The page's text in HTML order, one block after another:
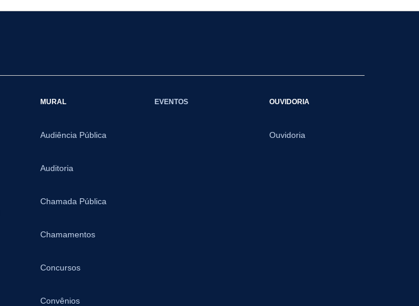
MURAL
Audiência Pública
Auditoria
Chamada Pública
Chamamentos
Concursos
Convênios
EVENTOS OUVIDORIA
Ouvidoria